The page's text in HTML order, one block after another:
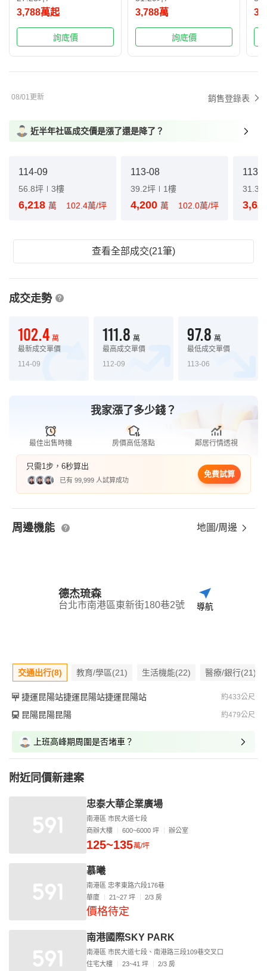
3,788萬起
詢底價
3,788萬
詢底價
08/01更新 銷售登錄表
近半年社區成交價是漲了還是降了？
114-09
56.8坪 3樓
6,218 萬 102.4萬/坪
113-08
39.2坪 1樓
4,200 萬 102.0萬/坪
113-
31.3坪
查看全部成交(21筆)
成交走勢
102.4 萬
最新成交單價
114-09
111.8 萬
最高成交單價
112-09
97.8 萬
最低成交單價
113-06
我家漲了多少錢？
最佳出售時機 房價高低落點 鄰居行情透視
只需1步，6秒算出
已有 99,999 人試算成功
免費試算
周邊機能 地圖/周邊
德杰琉森
台北市南港區東新街180巷2號 導航
交通出行(8) 教育/學區(21) 生活機能(22) 醫療/銀行(21)
捷運昆陽站捷運昆陽站捷運昆陽站 約433公尺
昆陽昆陽昆陽 約479公尺
上班高峰期周圍是否堵車？
附近同價新建案
忠泰大華企業廣場
南港區 市民大道七段
商辦大樓
600~6000 坪 辦公室
125~135萬/坪
慕曦
南港區 忠孝東路六段176巷
華廈
21~27 坪 2/3 房
價格待定
南港國際SKY PARK
南港區 市民大道七段、南港路三段109巷交叉口
住宅大樓
23~41 坪 2/3 房